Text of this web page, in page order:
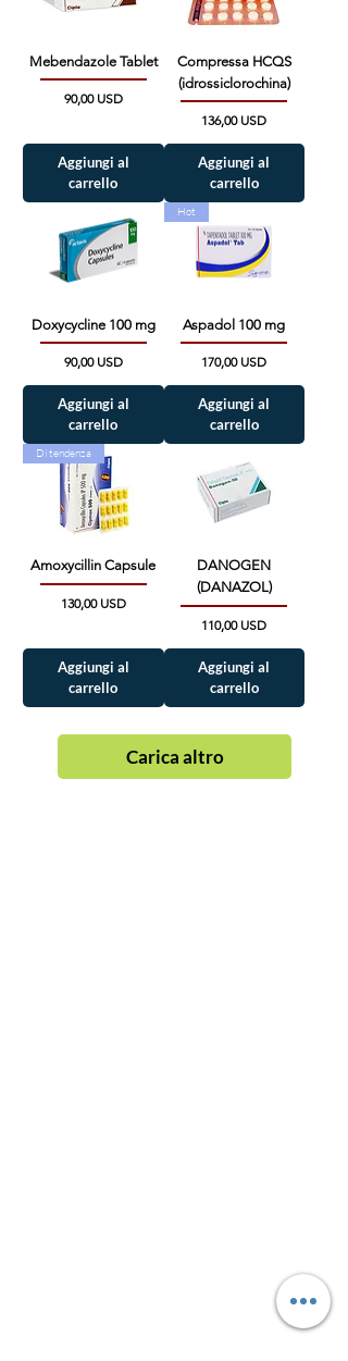
Mebendazole Tablet
Prezzo
90,00 USD
Aggiungi al
carrello
Compressa HCQS
(idrossiclorochina)
Prezzo
136,00 USD
Aggiungi al
carrello
Doxycycline 100 mg
Prezzo
90,00 USD
Aggiungi al
carrello
Hot
Aspadol 100 mg
Prezzo
170,00 USD
Aggiungi al
carrello
Di tendenza
Amoxycillin Capsule
Prezzo
130,00 USD
Aggiungi al
carrello
DANOGEN
(DANAZOL)
Prezzo
110,00 USD
Aggiungi al
carrello
Carica altro